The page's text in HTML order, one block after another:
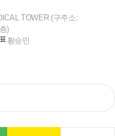
TOWER (구주소:
)
황승민